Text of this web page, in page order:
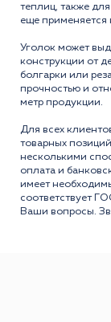
теплиц, также
еще применяется
Уголок может
конструкции от
болгарки или
прочностью и
метр продукции.
Для всех
товарных
несколькими
оплата и
имеет
соответствует
Ваши вопросы.